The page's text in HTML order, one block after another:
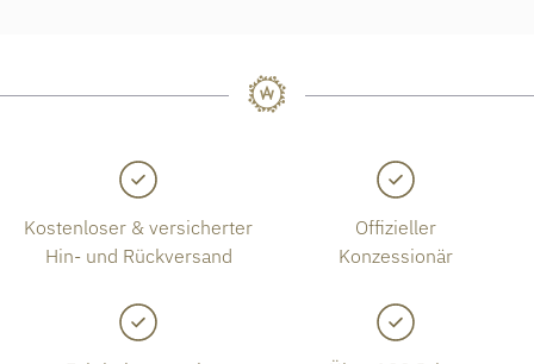
Kostenloser & versicherter
Hin- und Rückversand
Offizieller
Konzessionär